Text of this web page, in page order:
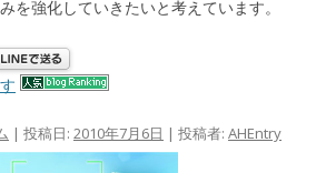
を強化していきたいと考えています。
| 投稿日: 2010年7月6日 | 投稿者: AHEntry